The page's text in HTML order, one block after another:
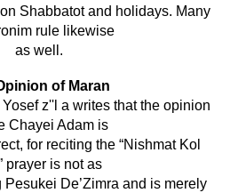
Shabbatot and holidays. Many
rule likewise
as well.
of Maran
z''l a writes that the opinion
Chayei Adam is
for reciting the “Nishmat Kol
prayer is not as
De’Zimra and is merely